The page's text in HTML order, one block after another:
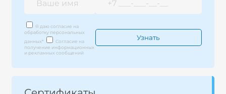
Я даю согласие на
обработку персональных
данных*
Согласие на
получение информационных
и рекламных сообщений